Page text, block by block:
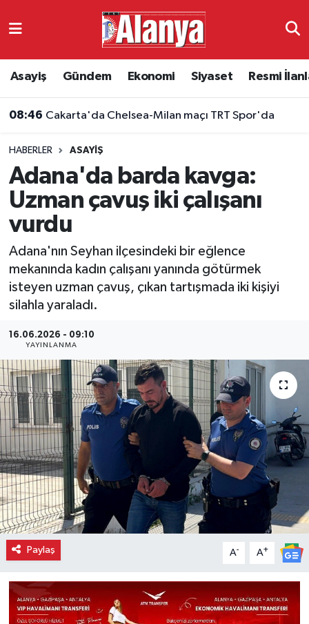
Asayiş Gündem Ekonomi Siyaset Resmi
08:46 Cakarta'da Chelsea-Milan maçı TRT Spor'da
HABERLER ASAYIŞ
Adana'da barda kavga:
Uzman çavuş iki çalışanı
vurdu
Adana'nın Seyhan ilçesindeki bir eğlence
mekanında kadın çalışanı yanında götürmek
isteyen uzman çavuş, çıkan tartışmada iki kişiyi
silahla yaraladı.
16.06.2026 - 09:10
YAYINLANMA
Paylaş A- A+
Ekonomi
Resmi İlanlar
Alanyaspor
Turizm
E-Gazete
Antalya Namaz Vakitleri
Antalya Trafik Yoğunluk Haritası
Süper Lig Puan Durumu ve Fikstür
Tüm Manşetler
Son Dakika Haberleri
Haber Arşivi